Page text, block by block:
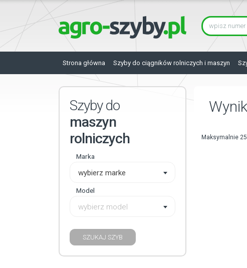
Strona główna Szyby do ciągników rolniczych i maszyn
Szyby do
maszyn
rolniczych
Marka
wybierz marke
Model
wybierz model
SZUKAJ SZYB
Maksymalnie